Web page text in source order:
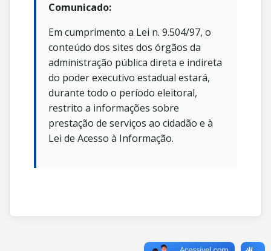
Comunicado:
Em cumprimento a Lei n. 9.504/97, o
conteúdo dos sites dos órgãos da
administração pública direta e indireta
do poder executivo estadual estará,
durante todo o período eleitoral,
restrito a informações sobre
prestação de serviços ao cidadão e à
Lei de Acesso à Informação.